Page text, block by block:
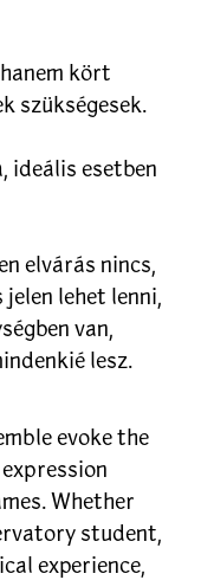
kört
szükségesek.
ideális esetben
elvárás nincs,
lehet lenni,
van,
lesz.
evoke the
Whether
student,
experience,